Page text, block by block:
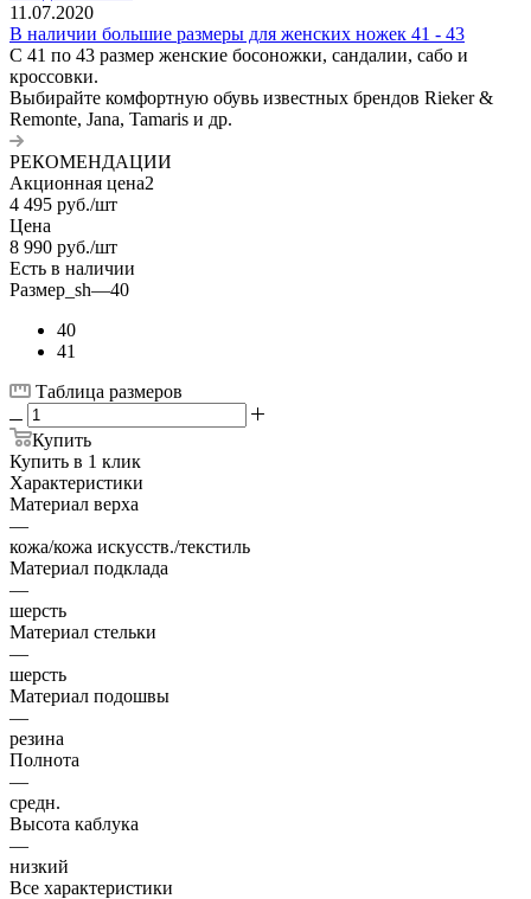
11.07.2020
В наличии большие размеры для женских ножек 41 - 43
С 41 по 43 размер женские босоножки, сандалии, сабо и
кроссовки.
Выбирайте комфортную обувь известных брендов Rieker &
Remonte, Jana, Tamaris и др.
РЕКОМЕНДАЦИИ
Акционная цена2
4 495 руб./шт
Цена
8 990 руб./шт
Есть в наличии
Размер_sh—40
40
41
Таблица размеров
Купить
Купить в 1 клик
Характеристики
Материал верха
—
кожа/кожа искусств./текстиль
Материал подклада
—
шерсть
Материал стельки
—
шерсть
Материал подошвы
—
резина
Полнота
—
средн.
Высота каблука
—
низкий
Все характеристики